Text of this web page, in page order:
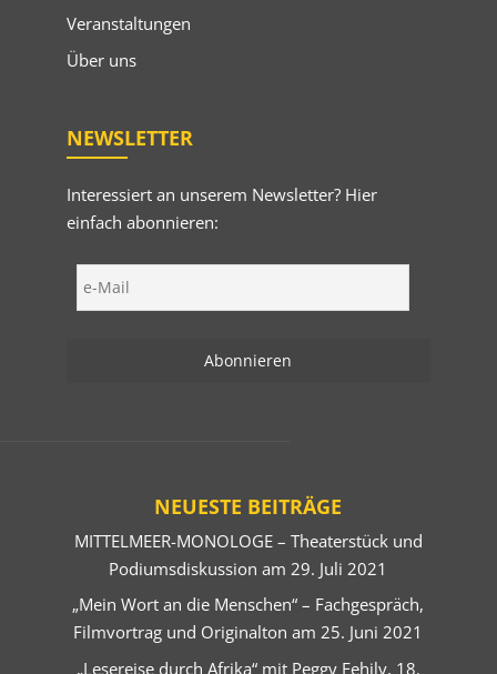
Veranstaltungen
Über uns
NEWSLETTER
Interessiert an unserem Newsletter? Hier
einfach abonnieren:
NEUESTE BEITRÄGE
MITTELMEER-MONOLOGE – Theaterstück und
Podiumsdiskussion am 29. Juli 2021
„Mein Wort an die Menschen“ – Fachgespräch,
Filmvortrag und Originalton am 25. Juni 2021
„Lesereise durch Afrika“ mit Peggy Fehily, 18.